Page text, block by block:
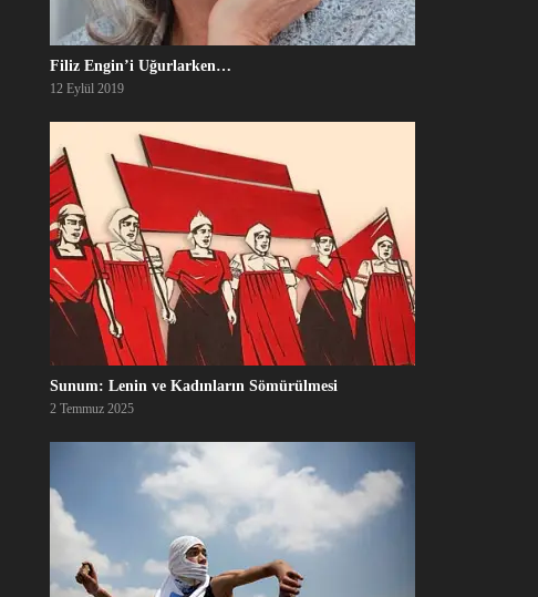
Filiz Engin’i Uğurlarken…
12 Eylül 2019
Sunum: Lenin ve Kadınların Sömürülmesi
2 Temmuz 2025